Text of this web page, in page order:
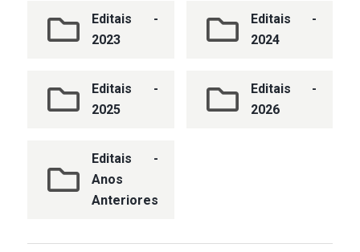
Editais -
2023
Editais -
2024
Editais -
2025
Editais -
2026
Editais -
Anos
Anteriores